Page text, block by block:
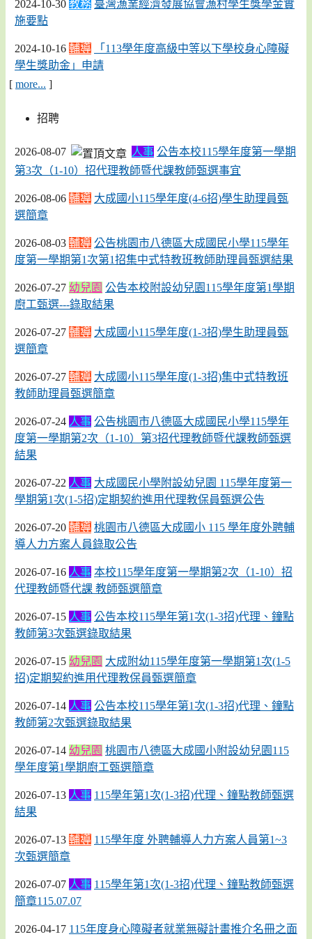
2024-10-30 教務 臺灣漁業經濟發展協會漁村學生獎學金實
施要點
2024-10-16 輔導
「113學年度高級中等以下學校身心障礙
學生獎助金」申請
[ more... ]
招聘
2026-08-07 人事 公告本校115學年度第一學期
第3次（1-10）招代理教師暨代課教師甄選事宜
2026-08-06 輔導 大成國小115學年度(4-6招)學生助理員甄
選簡章
2026-08-03 輔導 公告桃園市八德區大成國民小學115學年
度第一學期第1次第1招集中式特教班教師助理員甄選結果
2026-07-27 幼兒園 公告本校附設幼兒園115學年度第1學期
廚工甄選---錄取結果
2026-07-27 輔導 大成國小115學年度(1-3招)學生助理員甄
選簡章
2026-07-27 輔導 大成國小115學年度(1-3招)集中式特教班
教師助理員甄選簡章
2026-07-24 人事 公告桃園市八德區大成國民小學115學年
度第一學期第2次（1-10）第3招代理教師暨代課教師甄選
結果
2026-07-22 人事 大成國民小學附設幼兒園 115學年度第一
學期第1次(1-5招)定期契約進用代理教保員甄選公告
2026-07-20 輔導 桃園市八德區大成國小 115 學年度外聘輔
導人力方案人員錄取公告
2026-07-16 人事 本校115學年度第一學期第2次（1-10）招
代理教師暨代課 教師甄選簡章
2026-07-15 人事 公告本校115學年第1次(1-3招)代理、鐘點
教師第3次甄選錄取結果
2026-07-15 幼兒園 大成附幼115學年度第一學期第1次(1-5
招)定期契約進用代理教保員甄選簡章
2026-07-14 人事 公告本校115學年第1次(1-3招)代理、鐘點
教師第2次甄選錄取結果
2026-07-14 幼兒園 桃園市八德區大成國小附設幼兒園115
學年度第1學期廚工甄選簡章
2026-07-13 人事 115學年第1次(1-3招)代理、鐘點教師甄選
結果
2026-07-13 輔導 115學年度 外聘輔導人力方案人員第1~3
次甄選簡章
2026-07-07 人事 115學年第1次(1-3招)代理、鐘點教師甄選
簡章115.07.07
2026-04-17 115年度身心障礙者就業無礙計畫推介名冊之面